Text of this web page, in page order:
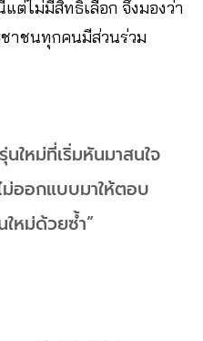
ต่ไม่มีสิทธิ์เลือก จึงมองว่า
าชนทุกคนมีส่วนร่วม
ใหม่ที่เริ่มหันมาสนใจ
ออกแบบมาให้ตอบ
หม่ด้วยซ้ำ”